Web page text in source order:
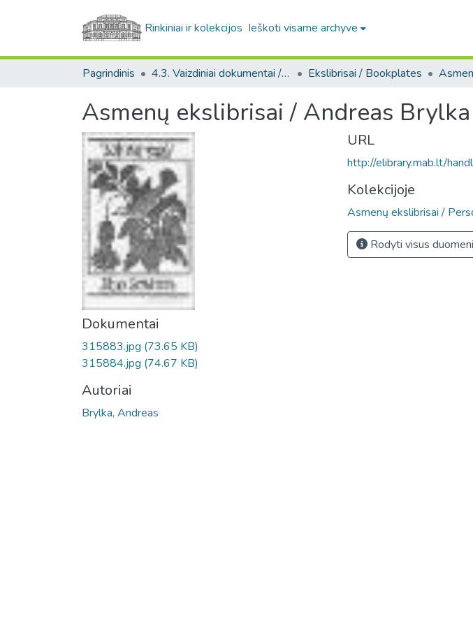
Rinkiniai ir kolekcijos Ieškoti visame archyve
Pagrindinis 4.3. Vaizdiniai dokumentai / Visual documents Ekslibrisai / Bookplates
Asmenų ekslibrisai / Andreas Brylka
Dokumentai
315883.jpg (73.65 KB)
315884.jpg (74.67 KB)
Autoriai
Brylka, Andreas
URL
http://elibrary.mab.lt/
Kolekcijoje
Asmenų ekslibrisai /
Rodyti visus